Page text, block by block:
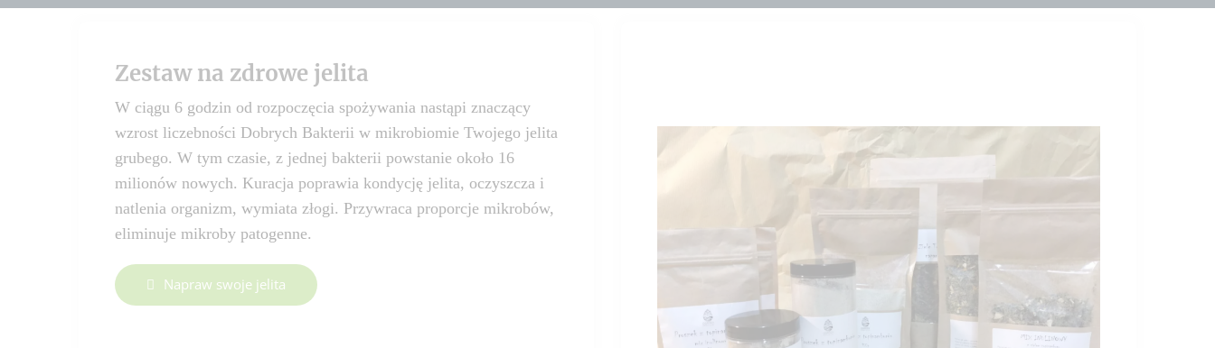
Zestaw na zdrowe jelita
W ciągu 6 godzin od rozpoczęcia spożywania nastąpi znaczący
wzrost liczebności Dobrych Bakterii w mikrobiomie Twojego jelita
grubego. W tym czasie, z jednej bakterii powstanie około 16
milionów nowych. Kuracja poprawia kondycję jelita, oczyszcza i
natlenia organizm, wymiata złogi. Przywraca proporcje mikrobów,
eliminuje mikroby patogenne.
Napraw swoje jelita